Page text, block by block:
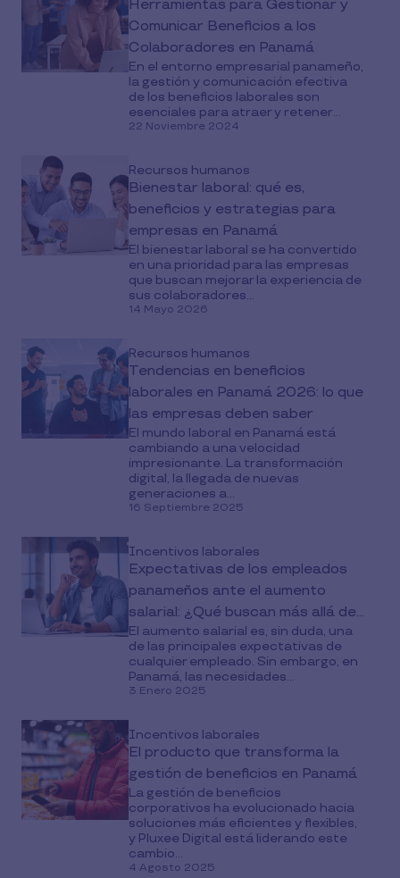
Herramientas para Gestionar y
Comunicar Beneficios a los
Colaboradores en Panamá
En el entorno empresarial panameño,
la gestión y comunicación efectiva
de los beneficios laborales son
esenciales para atraer y retener...
22 Noviembre 2024
Recursos humanos
Bienestar laboral: qué es,
beneficios y estrategias para
empresas en Panamá
El bienestar laboral se ha convertido
en una prioridad para las empresas
que buscan mejorar la experiencia de
sus colaboradores...
14 Mayo 2026
Recursos humanos
Tendencias en beneficios
laborales en Panamá 2026: lo que
las empresas deben saber
El mundo laboral en Panamá está
cambiando a una velocidad
impresionante. La transformación
digital, la llegada de nuevas
generaciones a...
16 Septiembre 2025
Incentivos laborales
Expectativas de los empleados
panameños ante el aumento
salarial: ¿Qué buscan más allá del
dinero?
El aumento salarial es, sin duda, una
de las principales expectativas de
cualquier empleado. Sin embargo, en
Panamá, las necesidades...
3 Enero 2025
Incentivos laborales
El producto que transforma la
gestión de beneficios en Panamá
La gestión de beneficios
corporativos ha evolucionado hacia
soluciones más eficientes y flexibles,
y Pluxee Digital está liderando este
cambio...
4 Agosto 2025